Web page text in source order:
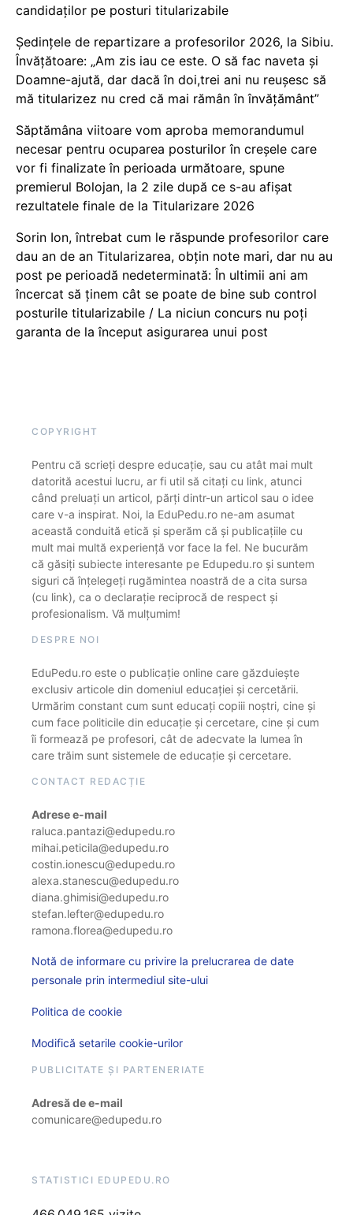
candidaților pe posturi titularizabile
Ședințele de repartizare a profesorilor 2026, la Sibiu.
Învățătoare: „Am zis iau ce este. O să fac naveta și
Doamne-ajută, dar dacă în doi,trei ani nu reușesc să
mă titularizez nu cred că mai rămân în învățământ”
Săptămâna viitoare vom aproba memorandumul
necesar pentru ocuparea posturilor în creșele care
vor fi finalizate în perioada următoare, spune
premierul Bolojan, la 2 zile după ce s-au afișat
rezultatele finale de la Titularizare 2026
Sorin Ion, întrebat cum le răspunde profesorilor care
dau an de an Titularizarea, obțin note mari, dar nu au
post pe perioadă nedeterminată: În ultimii ani am
încercat să ținem cât se poate de bine sub control
posturile titularizabile / La niciun concurs nu poți
garanta de la început asigurarea unui post
COPYRIGHT
Pentru că scrieți despre educație, sau cu atât mai mult
datorită acestui lucru, ar fi util să citați cu link, atunci
când preluați un articol, părți dintr-un articol sau o idee
care v-a inspirat. Noi, la EduPedu.ro ne-am asumat
această conduită etică și sperăm că și publicațiile cu
mult mai multă experiență vor face la fel. Ne bucurăm
că găsiți subiecte interesante pe Edupedu.ro și suntem
siguri că înțelegeți rugămintea noastră de a cita sursa
(cu link), ca o declarație reciprocă de respect și
profesionalism. Vă mulțumim!
DESPRE NOI
EduPedu.ro este o publicație online care găzduiește
exclusiv articole din domeniul educației și cercetării.
Urmărim constant cum sunt educați copiii noștri, cine și
cum face politicile din educație și cercetare, cine și cum
îi formează pe profesori, cât de adecvate la lumea în
care trăim sunt sistemele de educație și cercetare.
CONTACT REDACȚIE
Adrese e-mail
raluca.pantazi@edupedu.ro
mihai.peticila@edupedu.ro
costin.ionescu@edupedu.ro
alexa.stanescu@edupedu.ro
diana.ghimisi@edupedu.ro
stefan.lefter@edupedu.ro
ramona.florea@edupedu.ro
Notă de informare cu privire la prelucrarea de date
personale prin intermediul site-ului
Politica de cookie
Modifică setarile cookie-urilor
PUBLICITATE ȘI PARTENERIATE
Adresă de e-mail
comunicare@edupedu.ro
STATISTICI EDUPEDU.RO